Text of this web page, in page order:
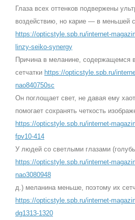
Глаза всех оттенков подвержены
воздействию, но карие — в меньшей
https://opticstyle.spb.ru/internet-
linzy-seiko-synergy
Причина в меланине, содержащемся
сетчатки https://opticstyle.spb.ru/
nao840750sc
Он поглощает свет, не давая ему
помогает сохранять четкость
https://opticstyle.spb.ru/internet-
fpv10-414
У людей со светлыми глазами
https://opticstyle.spb.ru/internet-
nao3080948
д.) меланина меньше, поэтому их
https://opticstyle.spb.ru/internet-
dg1313-1320